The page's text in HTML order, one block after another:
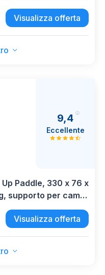
da Viaggio,
Visualizza offerta
9,4
Eccellente
Paddle, 330 x 76 x
supporto per cam,
accessori
Visualizza offerta